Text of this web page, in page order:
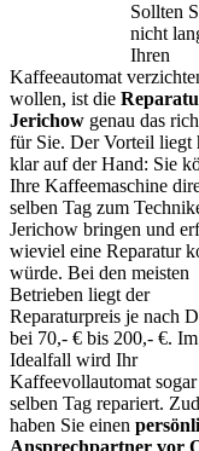
Sollten
nicht
Ihren
Kaffeeautomat
wollen, ist die
Jerichow genau das
für Sie. Der Vorteil liegt
klar auf der Hand: Sie
Ihre Kaffeemaschine
selben Tag zum
Jerichow bringen und
wieviel eine Reparatur
würde. Bei den meisten
Betrieben liegt der
Reparaturpreis je nach
bei 70,- € bis 200,- €. Im
Idealfall wird Ihr
Kaffeevollautomat
selben Tag repariert.
haben Sie einen
Ansprechpartner vor